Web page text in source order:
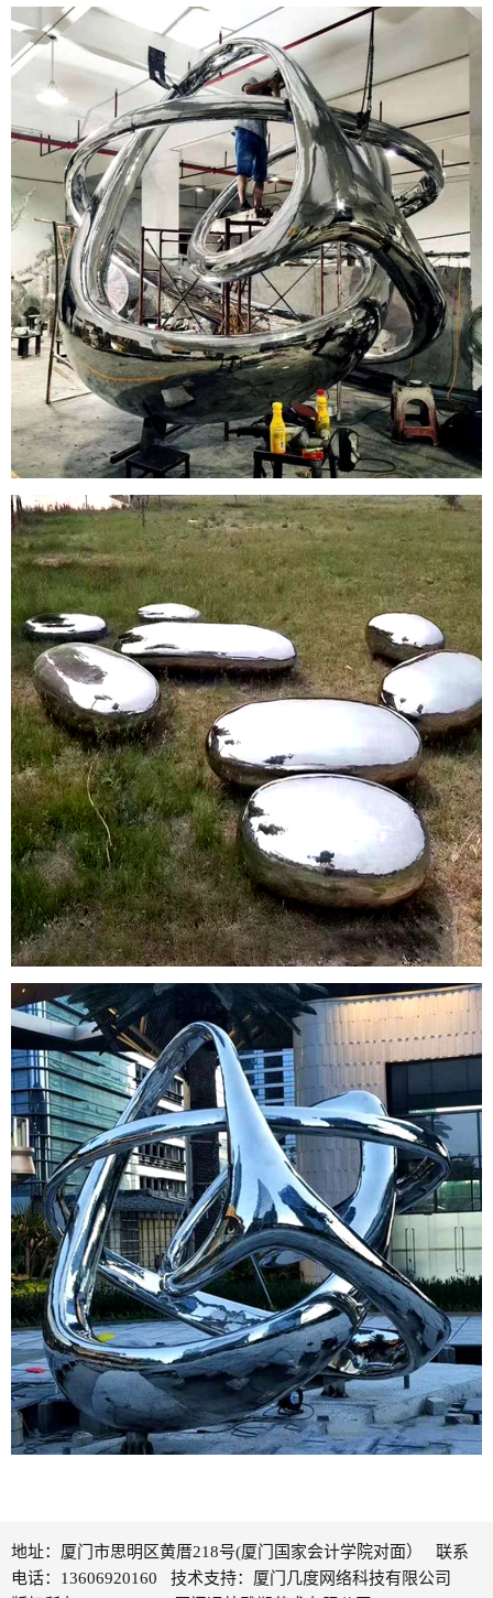
地址：厦门市思明区黄厝218号(厦门国家会计学院对面） 联系
电话：13606920160 技术支持： 厦门几度网络科技有限公司